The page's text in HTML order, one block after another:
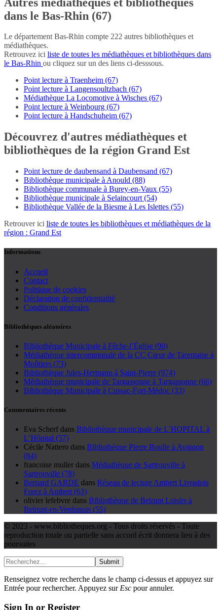
dans le Bas-Rhin (67)
Le département Bas-Rhin compte 222 autres bibliothèques et
médiathèques.
Retrouvez ici liste de toutes les médiathèques et bibliothèques dans
le Bas-Rhin ou cliquez sur un des liens ci-desssous.
Point lecture à Traenheim (67)
Point lecture à Langensoultzbach (67)
Médiathèque La Locomotive à Wisches (67)
Point lecture à Weinbourg (67)
Point lecture à Handschuheim (67)
Découvrez d'autres médiathèques et
bibliothèques de la région Grand Est
Point lecture de daubensand à Daubensand (67)
Bibliothèque municipale à Anould (88)
Bibliothèque communale à Burey-en-Vaux (55)
Bibliothèque municipale à Selaincourt (54)
Bibliothèque Vallée de la Biesme à Les Islettes (55)
Retrouver ici liste de toutes les bibliothèques et médiathèques de la
région : Grand Est
Informations
Accueil
Contact
Politique de cookies
Déclaration de confidentialité
Conditions générales
Bibliothèques aléatoires
Bibliothèque Municipale à Fêche-l’Église (90)
Médiathèque intercommunale de la CC Cœur de Tarentaise à
Moûtiers (73)
Bibliothèque Jules-Hermann à Saint-Pierre (974)
Médiathèque municipale de Targassonne à Targassonne (66)
Bibliothèque Municipale à Cussac-Fort-Médoc (33)
Commentaires récents
Eva Scherf dans Bibliothèque municipale de L’HOPITAL à
L’Hôpital (57)
Cécile Nattero dans Bibliothèque Pierre Boulle à Avignon
(84)
francoise muller dans Médiathèque de Sartrouville à
Sartrouville (78)
Bernard GARDE dans Réseau de lecture Ambert Livradois
Forez à Ambert (63)
olivier lefebvre dans Bibliothèque de Belrupt Loisirs à
Belrupt-en-Verdunois (55)
© 2023 - www.bibliotheques.org - Tous droits réservés - Toute
reproduction totale ou partielle sans accord écrit donnera lieu à des
poursuites
Submit
Renseignez votre recherche dans le champ ci-dessus et appuyez sur
Entrée pour rechercher. Appuyez sur Esc pour annuler.
Sign In or Register